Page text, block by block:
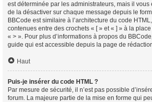
est déterminée par les administrateurs, mais il vous
de la désactiver sur chaque message depuis le
BBCode est similaire à l’architecture du code
contenues entre des crochets « [ » et « ] » à la
« > ». Pour plus d’informations à propos du
guide qui est accessible depuis la page de
Haut
Puis-je insérer du code HTML ?
Par mesure de sécurité, il n’est pas possible
forum. La majeure partie de la mise en forme qui